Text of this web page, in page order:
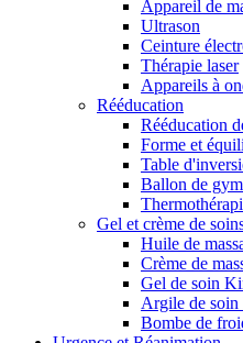
Appareil de
Ultrason
Ceinture
Thérapie laser
Appareils à
Rééducation
Rééducation
Forme et
Table
Ballon de
Gel et crème de
Huile de
Crème de
Gel de soin
Argile de
Bombe de